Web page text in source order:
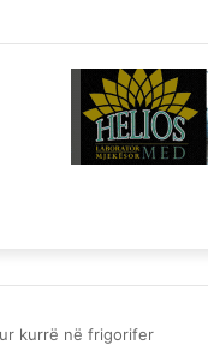
kurrë në frigorifer